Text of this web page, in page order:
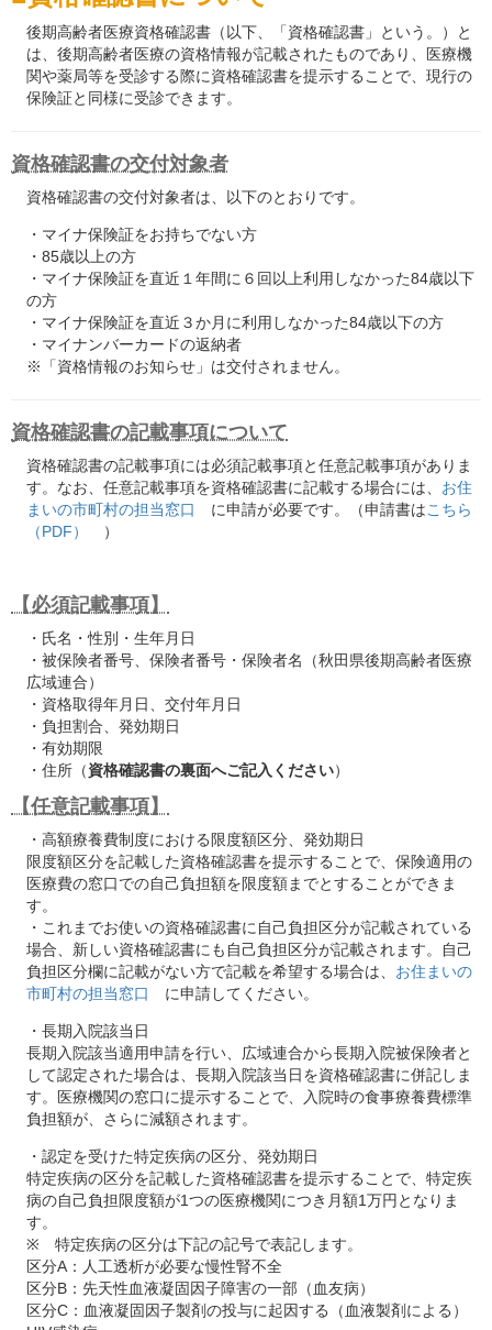
後期高齢者医療資格確認書（以下、「資格確認書」という。）と
は、後期高齢者医療の資格情報が記載されたものであり、医療機
関や薬局等を受診する際に資格確認書を提示することで、現行の
保険証と同様に受診できます。
資格確認書の交付対象者
資格確認書の交付対象者は、以下のとおりです。
・マイナ保険証をお持ちでない方
・85歳以上の方
・マイナ保険証を直近１年間に６回以上利用しなかった84歳以下
の方
・マイナ保険証を直近３か月に利用しなかった84歳以下の方
・マイナンバーカードの返納者
※「資格情報のお知らせ」は交付されません。
資格確認書の記載事項について
資格確認書の記載事項には必須記載事項と任意記載事項がありま
す。なお、任意記載事項を資格確認書に記載する場合には、 お住
まいの市町村の担当窓口
に申請が必要です。（申請書はこちら
（PDF）
）
【必須記載事項】
・氏名・性別・生年月日
・被保険者番号、保険者番号・保険者名（秋田県後期高齢者医療
広域連合）
・資格取得年月日、交付年月日
・負担割合、発効期日
・有効期限
・住所（資格確認書の裏面へご記入ください）
【任意記載事項】
・高額療養費制度における限度額区分、発効期日
限度額区分を記載した資格確認書を提示することで、保険適用の
医療費の窓口での自己負担額を限度額までとすることができま
す。
・これまでお使いの資格確認書に自己負担区分が記載されている
場合、新しい資格確認書にも自己負担区分が記載されます。自己
負担区分欄に記載がない方で記載を希望する場合は、 お住まいの
市町村の担当窓口
に申請してください。
・長期入院該当日
長期入院該当適用申請を行い、広域連合から長期入院被保険者と
して認定された場合は、長期入院該当日を資格確認書に併記しま
す。医療機関の窓口に提示することで、入院時の食事療養費標準
負担額が、さらに減額されます。
・認定を受けた特定疾病の区分、発効期日
特定疾病の区分を記載した資格確認書を提示することで、特定疾
病の自己負担限度額が1つの医療機関につき月額1万円となりま
す。
※ 特定疾病の区分は下記の記号で表記します。
区分A：人工透析が必要な慢性腎不全
区分B：先天性血液凝固因子障害の一部（血友病）
区分C：血液凝固因子製剤の投与に起因する（血液製剤による）